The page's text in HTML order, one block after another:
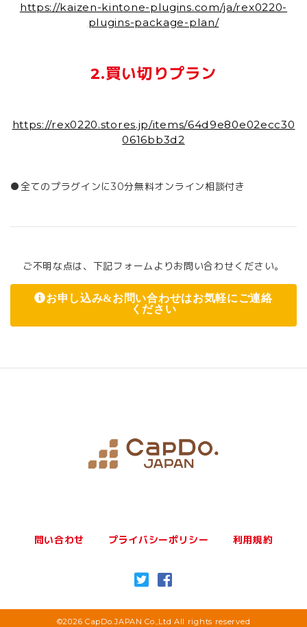
https://kaizen-kintone-plugins.com/ja/rex0220-
plugins-package-plan/
2.買い切りプラン
https://rex0220.stores.jp/items/64d9e80e02ecc30
0616bb3d2
●全てのプラグインに30分無料オンライン相談付き
ご不明な点は、下記フォームよりお問い合わせください。
お申し込み&お問い合わせはお気軽にご連絡
ください
問い合わせ プライバシーポリシー 利用規約
©2026 CapDo.JAPAN Co.,Ltd All rights reserved